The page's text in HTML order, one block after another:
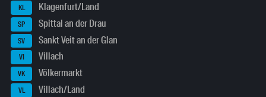
KL Klagenfurt/Land
SP Spittal an der Drau
SV Sankt Veit an der Glan
VI Villach
VK Völkermarkt
VL Villach/Land